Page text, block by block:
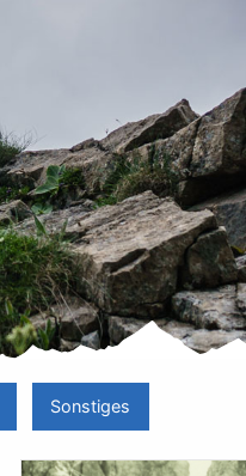
Sonstiges